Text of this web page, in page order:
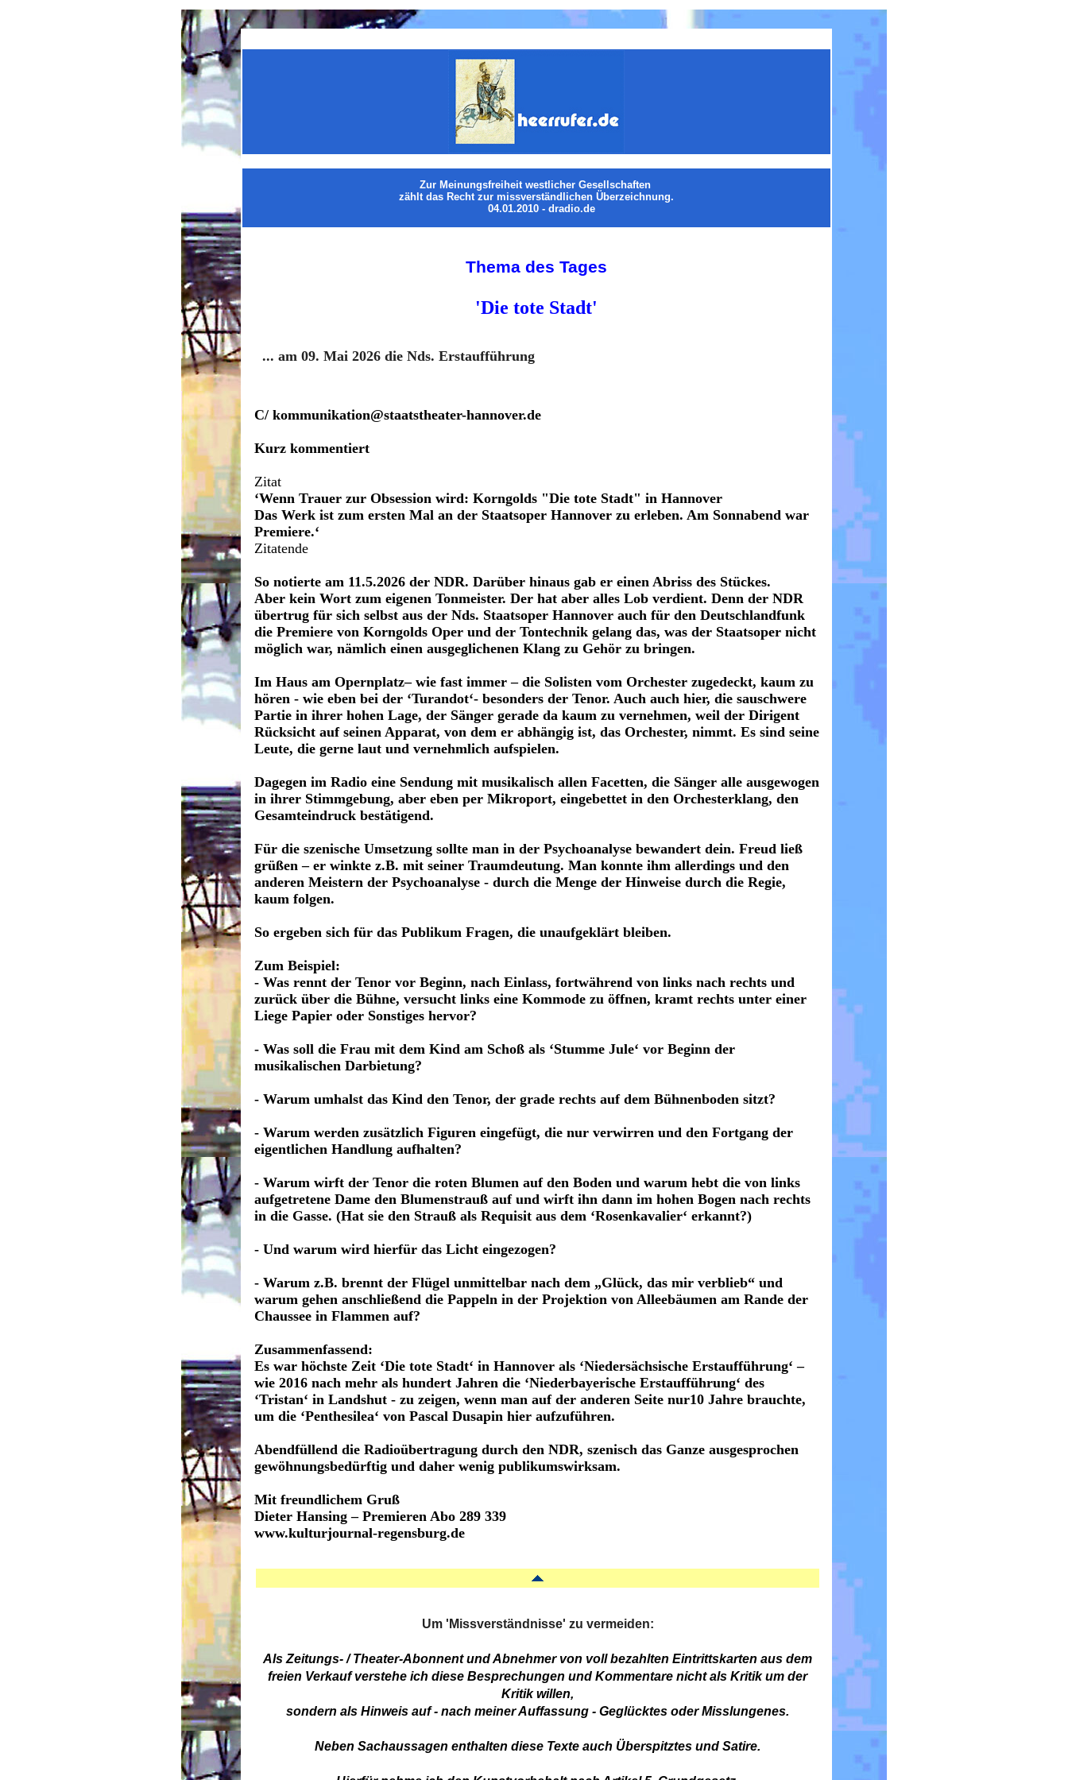
Zur Meinungsfreiheit westlicher Gesellschaften
zählt das Recht zur missverständlichen Überzeichnung.
04.01.2010 - dradio.de
Thema des Tages
'Die tote Stadt'
... am 09. Mai 2026 die Nds. Erstaufführung
C/ kommunikation@staatstheater-hannover.de
Kurz kommentiert
Zitat
‘Wenn Trauer zur Obsession wird: Korngolds "Die tote Stadt" in Hannover
Das Werk ist zum ersten Mal an der Staatsoper Hannover zu erleben. Am Sonnabend war
Premiere.‘
Zitatende
So notierte am 11.5.2026 der NDR. Darüber hinaus gab er einen Abriss des Stückes.
Aber kein Wort zum eigenen Tonmeister. Der hat aber alles Lob verdient. Denn der NDR
übertrug für sich selbst aus der Nds. Staatsoper Hannover auch für den Deutschlandfunk
die Premiere von Korngolds Oper und der Tontechnik gelang das, was der Staatsoper nicht
möglich war, nämlich einen ausgeglichenen Klang zu Gehör zu bringen.
Im Haus am Opernplatz– wie fast immer – die Solisten vom Orchester zugedeckt, kaum zu
hören - wie eben bei der ‘Turandot‘- besonders der Tenor. Auch auch hier, die sauschwere
Partie in ihrer hohen Lage, der Sänger gerade da kaum zu vernehmen, weil der Dirigent
Rücksicht auf seinen Apparat, von dem er abhängig ist, das Orchester, nimmt. Es sind seine
Leute, die gerne laut und vernehmlich aufspielen.
Dagegen im Radio eine Sendung mit musikalisch allen Facetten, die Sänger alle ausgewogen
in ihrer Stimmgebung, aber eben per Mikroport, eingebettet in den Orchesterklang, den
Gesamteindruck bestätigend.
Für die szenische Umsetzung sollte man in der Psychoanalyse bewandert dein. Freud ließ
grüßen – er winkte z.B. mit seiner Traumdeutung. Man konnte ihm allerdings und den
anderen Meistern der Psychoanalyse - durch die Menge der Hinweise durch die Regie,
kaum folgen.
So ergeben sich für das Publikum Fragen, die unaufgeklärt bleiben.
Zum Beispiel:
- Was rennt der Tenor vor Beginn, nach Einlass, fortwährend von links nach rechts und
zurück über die Bühne, versucht links eine Kommode zu öffnen, kramt rechts unter einer
Liege Papier oder Sonstiges hervor?
- Was soll die Frau mit dem Kind am Schoß als ‘Stumme Jule‘ vor Beginn der
musikalischen Darbietung?
- Warum umhalst das Kind den Tenor, der grade rechts auf dem Bühnenboden sitzt?
- Warum werden zusätzlich Figuren eingefügt, die nur verwirren und den Fortgang der
eigentlichen Handlung aufhalten?
- Warum wirft der Tenor die roten Blumen auf den Boden und warum hebt die von links
aufgetretene Dame den Blumenstrauß auf und wirft ihn dann im hohen Bogen nach rechts
in die Gasse. (Hat sie den Strauß als Requisit aus dem ‘Rosenkavalier‘ erkannt?)
- Und warum wird hierfür das Licht eingezogen?
- Warum z.B. brennt der Flügel unmittelbar nach dem „Glück, das mir verblieb“ und
warum gehen anschließend die Pappeln in der Projektion von Alleebäumen am Rande der
Chaussee in Flammen auf?
Zusammenfassend:
Es war höchste Zeit ‘Die tote Stadt‘ in Hannover als ‘Niedersächsische Erstaufführung‘ –
wie 2016 nach mehr als hundert Jahren die ‘Niederbayerische Erstaufführung‘ des
‘Tristan‘ in Landshut - zu zeigen, wenn man auf der anderen Seite nur10 Jahre brauchte,
um die ‘Penthesilea‘ von Pascal Dusapin hier aufzuführen.
Abendfüllend die Radioübertragung durch den NDR, szenisch das Ganze ausgesprochen
gewöhnungsbedürftig und daher wenig publikumswirksam.
Mit freundlichem Gruß
Dieter Hansing – Premieren Abo 289 339
www.kulturjournal-regensburg.de
Um 'Missverständnisse' zu vermeiden:
Als Zeitungs- / Theater-Abonnent und Abnehmer von voll bezahlten Eintrittskarten aus dem
freien Verkauf verstehe ich diese Besprechungen und Kommentare nicht als Kritik um der
Kritik willen,
sondern als Hinweis auf - nach meiner Auffassung - Geglücktes oder Misslungenes.
Neben Sachaussagen enthalten diese Texte auch Überspitztes und Satire.